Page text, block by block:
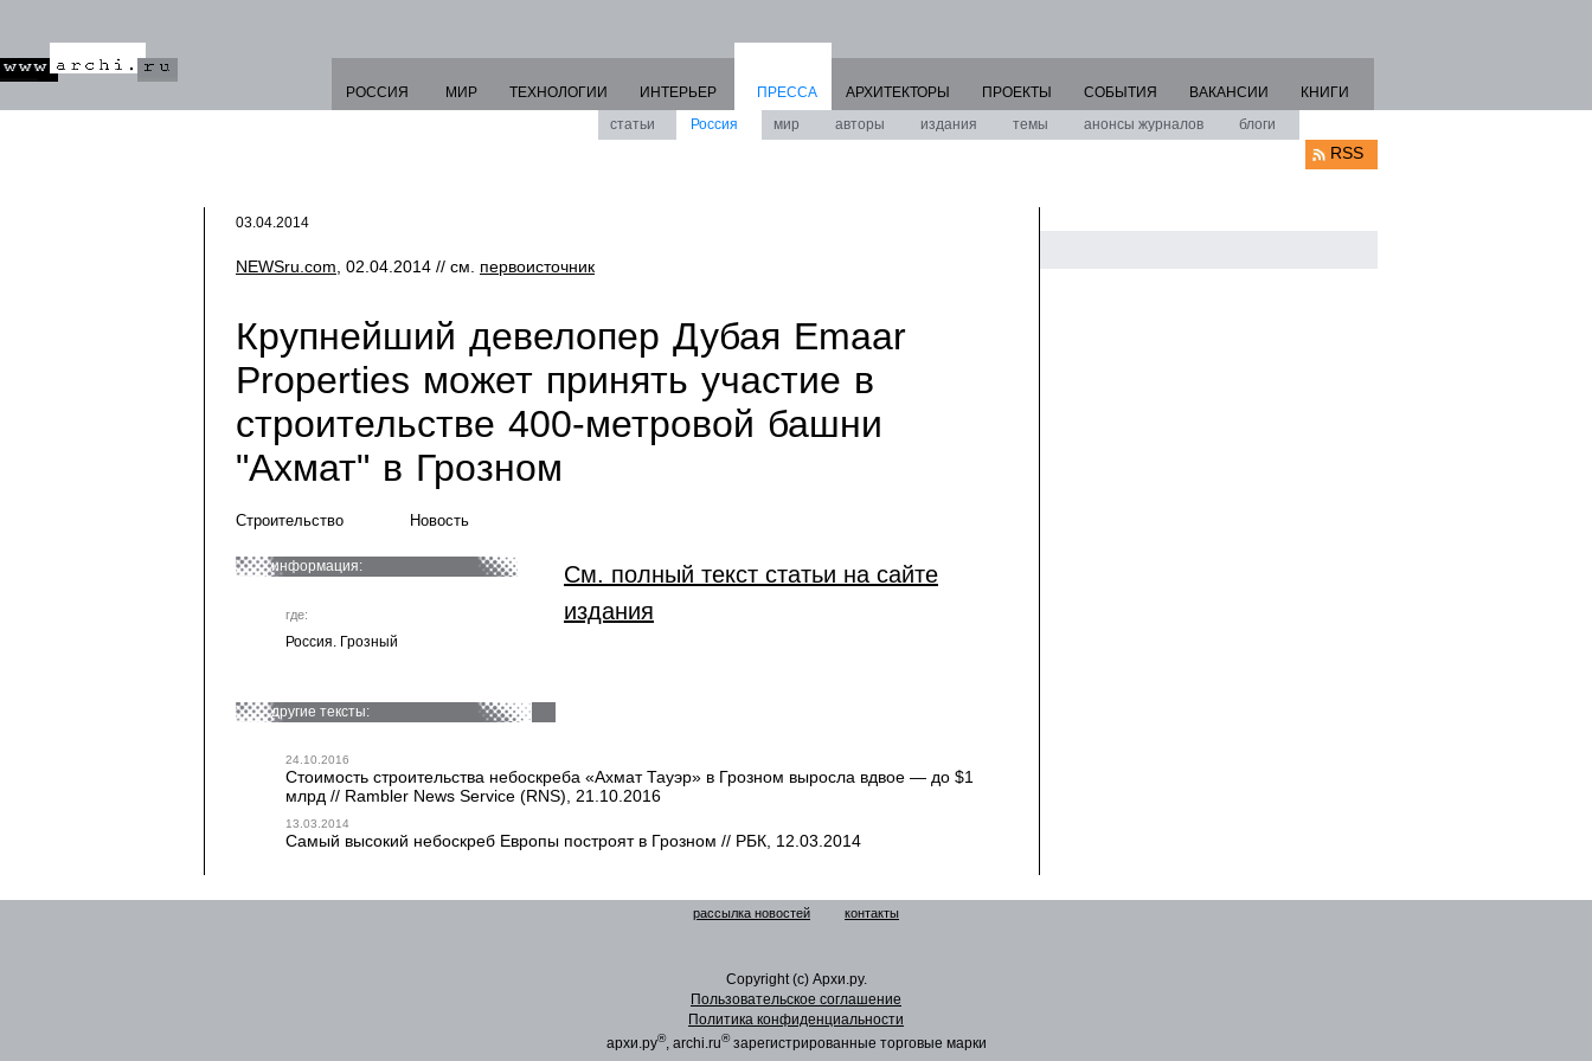
РОССИЯ МИР ТЕХНОЛОГИИ ИНТЕРЬЕР
ПРЕССА
статьи
Россия мир авторы издания темы анонсы журналов блоги
АРХИТЕКТОРЫ ПРОЕКТЫ СОБЫТИЯ ВАКАНСИИ КНИГИ
RSS
03.04.2014
NEWSru.com , 02.04.2014 // см. первоисточник
Крупнейший девелопер Дубая Emaar
Properties может принять участие в
строительстве 400-метровой башни
"Ахмат" в Грозном
Строительство Новость
информация:
где:
Россия. Грозный
См. полный текст статьи на сайте
издания
другие тексты:
24.10.2016
Стоимость строительства небоскреба «Ахмат Тауэр» в Грозном выросла вдвое — до $1
млрд // Rambler News Service (RNS), 21.10.2016
13.03.2014
Самый высокий небоскреб Европы построят в Грозном // РБК, 12.03.2014
рассылка новостей контакты
Copyright (c) Архи.ру.
Пользовательское соглашение
Политика конфиденциальности
архи.ру®, archi.ru®зарегистрированные торговые марки